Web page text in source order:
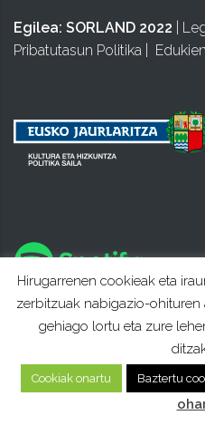
Egilea: SORLAND 2022
Pribatutasun Politika
Hirugarrenen cookieak eta
zerbitzuak nabigazio-ohituren
gehiago lortu eta zure
Cookiak onartu Baztertu